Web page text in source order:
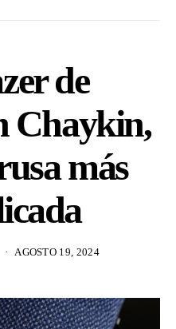
de
Chaykin,
más
AGOSTO 19, 2024